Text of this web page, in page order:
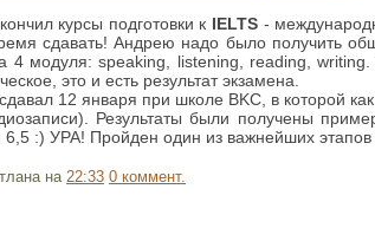
курсы подготовки к IELTS-
сдавать! Андрею надо было получить
4 модуля: speaking, listening, reading,
это и есть результат экзамена.
12 января при школе BKC, в которой
Результаты были получены
6,5 :) УРА! Пройден один из важнейших
на 22:33 0 коммент.